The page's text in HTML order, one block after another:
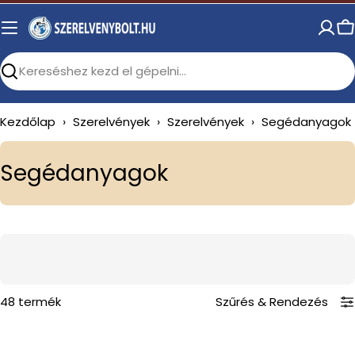
Skip
to
Search
Kezdőlap › Szerelvények › Szerelvények › Segédanyagok
C
o
c
Segédanyagok
48 termék Szűrés &Rendezés